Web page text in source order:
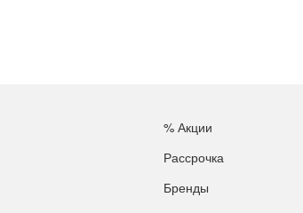
% Акции
Рассрочка
Бренды